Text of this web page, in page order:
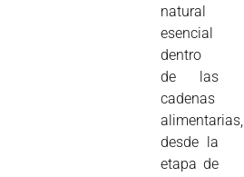
natural
esencial
dentro
de las
cadenas
alimentarias,
desde la
etapa de